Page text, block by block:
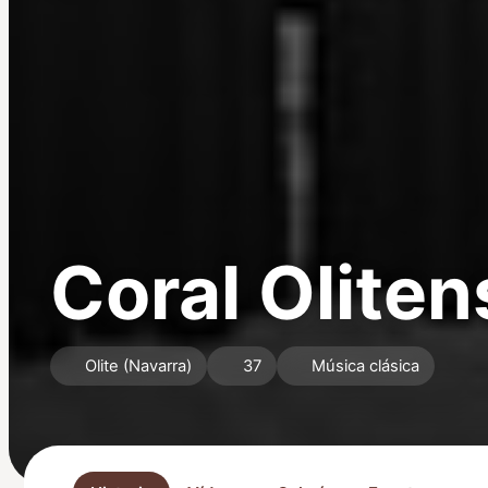
Coral
Olite (Navarra) 37 Música clásica